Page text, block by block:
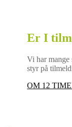
Er I
Vi har mange
styr på
OM 12